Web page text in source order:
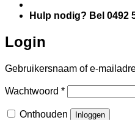
Hulp nodig? Bel 0492
Login
Gebruikersnaam of e-
Wachtwoord *Vereist
Onthouden Inloggen